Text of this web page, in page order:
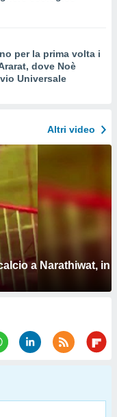
per la prima volta i
dove Noè
Universale
Altri video
a Narathiwat, in